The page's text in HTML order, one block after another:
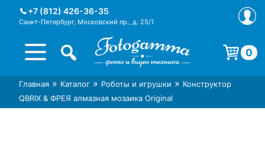
+7 (812) 426-36-35
Санкт-Петербург, Московский пр., д. 25/1
Интернет-магазин фототехники
Foto-Gamma в СПб
Магазин фотоаксессуаров foto-
gamma.ru
0
Корзина пуста.
Главная » Каталог » Роботы и игрушки » Конструктор
QBRIX & ФРЕЯ алмазная мозаика Original